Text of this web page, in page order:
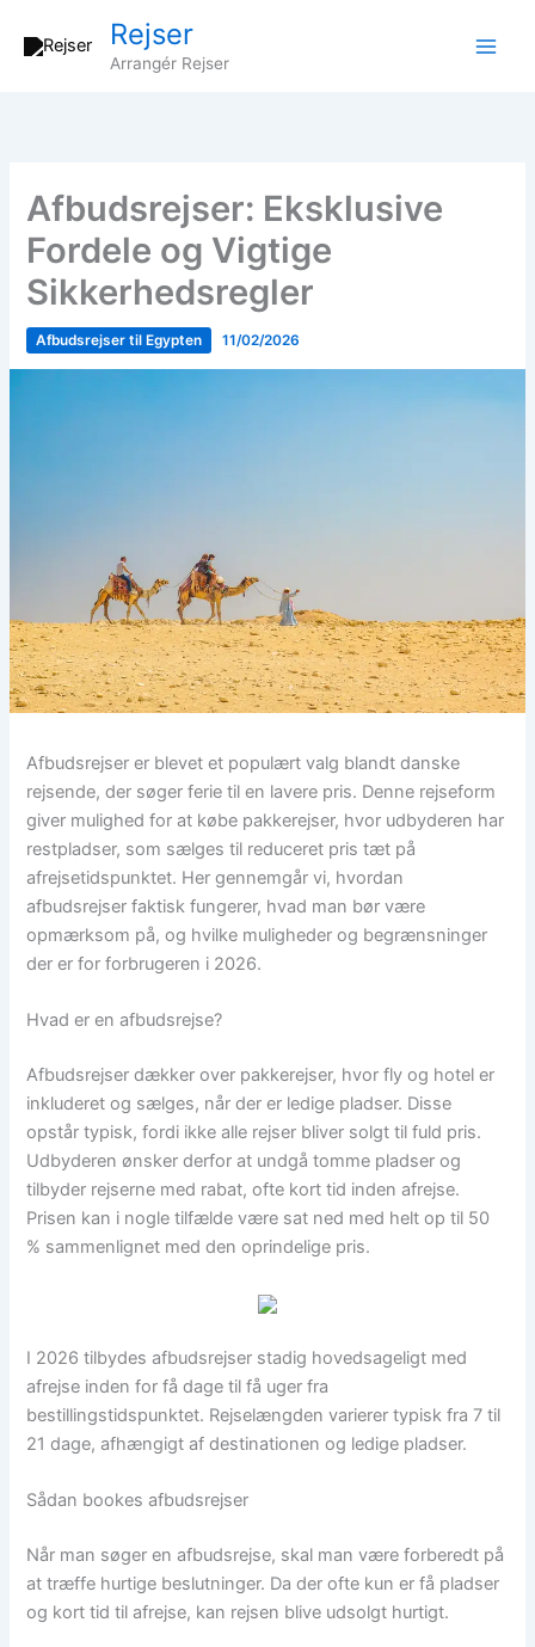
Rejser
Arrangér Rejser
Afbudsrejser: Eksklusive
Fordele og Vigtige
Sikkerhedsregler
Afbudsrejser til Egypten 11/02/2026
Afbudsrejser er blevet et populært valg blandt danske
rejsende, der søger ferie til en lavere pris. Denne rejseform
giver mulighed for at købe pakkerejser, hvor udbyderen har
restpladser, som sælges til reduceret pris tæt på
afrejsetidspunktet. Her gennemgår vi, hvordan
afbudsrejser faktisk fungerer, hvad man bør være
opmærksom på, og hvilke muligheder og begrænsninger
der er for forbrugeren i 2026.
Hvad er en afbudsrejse?
Afbudsrejser dækker over pakkerejser, hvor fly og hotel er
inkluderet og sælges, når der er ledige pladser. Disse
opstår typisk, fordi ikke alle rejser bliver solgt til fuld pris.
Udbyderen ønsker derfor at undgå tomme pladser og
tilbyder rejserne med rabat, ofte kort tid inden afrejse.
Prisen kan i nogle tilfælde være sat ned med helt op til 50
% sammenlignet med den oprindelige pris.
I 2026 tilbydes afbudsrejser stadig hovedsageligt med
afrejse inden for få dage til få uger fra
bestillingstidspunktet. Rejselængden varierer typisk fra 7 til
21 dage, afhængigt af destinationen og ledige pladser.
Sådan bookes afbudsrejser
Når man søger en afbudsrejse, skal man være forberedt på
at træffe hurtige beslutninger. Da der ofte kun er få pladser
og kort tid til afrejse, kan rejsen blive udsolgt hurtigt.